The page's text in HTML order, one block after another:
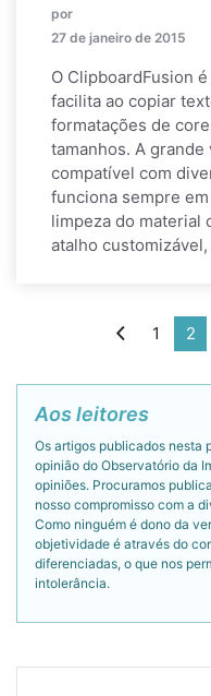
por
27 de janeiro de 2015
O ClipboardFusion
facilita ao copiar
formatações de
tamanhos. A
compatível com
funciona sempre
limpeza do material
atalho
1 2
Aos leitores
Os artigos publicados nesta
opinião do Observatório da
opiniões. Procuramos
nosso compromisso com a
Como ninguém é dono da
objetividade é através do
diferenciadas, o que nos
intolerância.